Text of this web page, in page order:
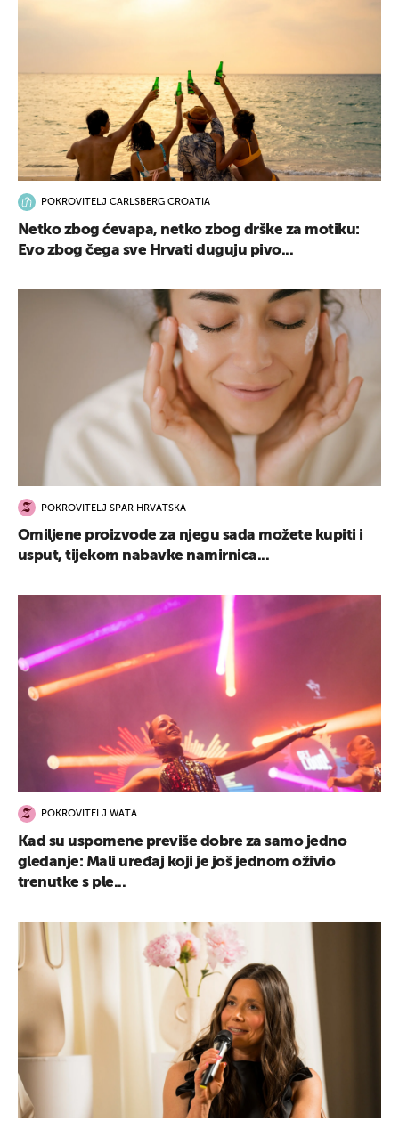
POKROVITELJ CARLSBERG CROATIA
Netko zbog ćevapa, netko zbog drške za motiku:
Evo zbog čega sve Hrvati duguju pivo...
POKROVITELJ SPAR HRVATSKA
Omiljene proizvode za njegu sada možete kupiti i
usput, tijekom nabavke namirnica...
POKROVITELJ WATA
Kad su uspomene previše dobre za samo jedno
gledanje: Mali uređaj koji je još jednom oživio
trenutke s ple...